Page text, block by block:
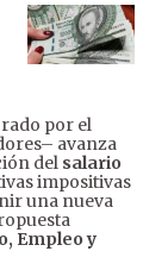
por el
avanza
del salario
impositivas
una nueva
Empleo y